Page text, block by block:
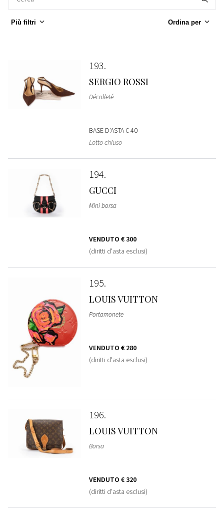
Più filtri Ordina per
193
SERGIO ROSSI
Décolleté
BASE D'ASTA€ 40
Lotto chiuso
194
GUCCI
Mini borsa
VENDUTO € 300
(diritti d'asta esclusi)
195
LOUIS VUITTON
Portamonete
VENDUTO € 280
(diritti d'asta esclusi)
196
LOUIS VUITTON
Borsa
VENDUTO € 320
(diritti d'asta esclusi)